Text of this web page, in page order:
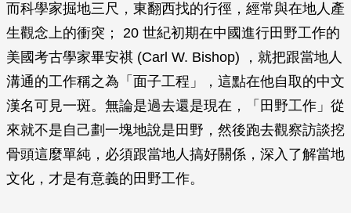
而科學家掘地三尺，東翻西找的行徑，經常與在地人產
生觀念上的衝突； 20 世紀初期在中國進行田野工作的
美國考古學家畢安祺 (Carl W. Bishop) ，就把跟當地人
溝通的工作稱之為「面子工程」，這點在他自取的中文
漢名可見一斑。無論是過去還是現在，「田野工作」從
來就不是自己劃一塊地說是田野，然後跑去觀察訪談挖
骨頭這麼單純，必須跟當地人搞好關係，深入了解當地
文化，才是有意義的田野工作。